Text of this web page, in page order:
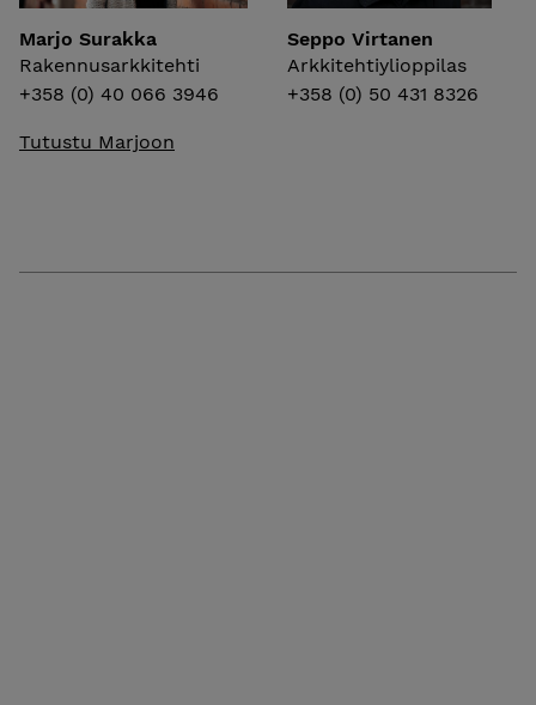
Marjo Surakka
Rakennusarkkitehti
+358 (0) 40 066 3946
Tutustu Marjoon
Seppo Virtanen
Arkkitehtiylioppilas
+358 (0) 50 431 8326